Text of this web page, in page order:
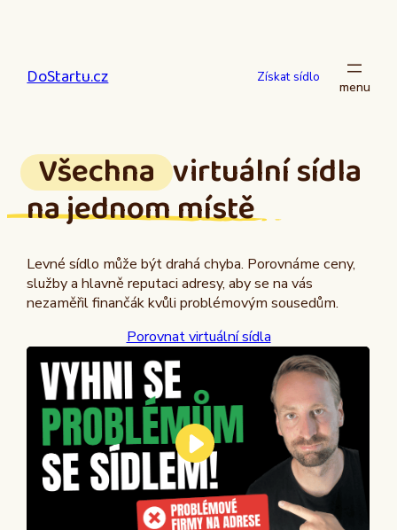
DoStartu.cz Získat sídlo
Všechna virtuální sídla
na jednom místě
Levné sídlo může být drahá chyba. Porovnáme ceny,
služby a hlavně reputaci adresy, aby se na vás
nezaměřil finančák kvůli problémovým sousedům.
Porovnat virtuální sídla